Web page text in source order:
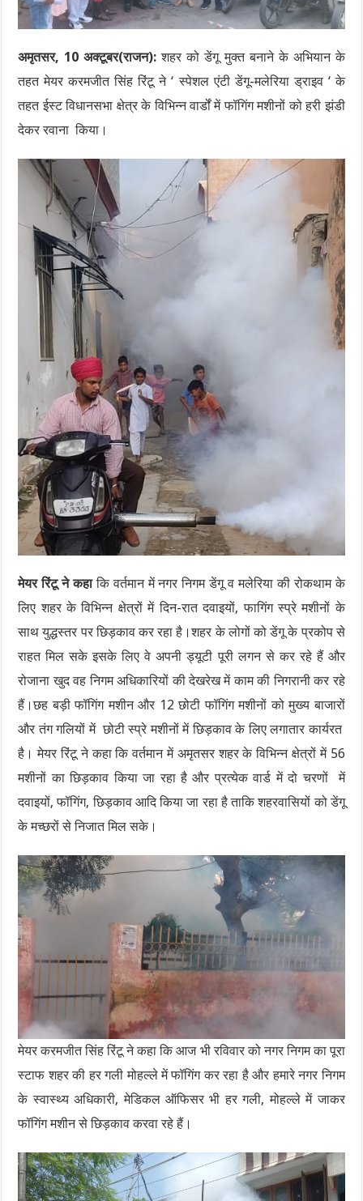
अमृतसर, 10 अक्टूबर(राजन): शहर को डेंगू मुक्त बनाने के अभियान के
तहत मेयर करमजीत सिंह रिंटू ने ‘ स्पेशल एंटी डेंगू-मलेरिया ड्राइव ‘ के
तहत ईस्ट विधानसभा क्षेत्र के विभिन्न वार्डों में फॉगिंग मशीनों को हरी झंडी
देकर रवाना किया।
मेयर रिंटू ने कहाकि वर्तमान में नगर निगम डेंगू व मलेरिया की रोकथाम के
लिए शहर के विभिन्न क्षेत्रों में दिन-रात दवाइयों, फागिंग स्प्रे मशीनों के
साथ युद्धस्तर पर छिड़काव कर रहा है।शहर के लोगों को डेंगू के प्रकोप से
राहत मिल सके इसके लिए वे अपनी ड्यूटी पूरी लगन से कर रहे हैं और
रोजाना खुद वह निगम अधिकारियों की देखरेख में काम की निगरानी कर रहे
हैं।छह बड़ी फॉगिंग मशीन और 12 छोटी फॉगिंग मशीनों को मुख्य बाजारों
और तंग गलियों में छोटी स्प्रे मशीनों में छिड़काव के लिए लगातार कार्यरत
है। मेयर रिंटू ने कहा कि वर्तमान में अमृतसर शहर के विभिन्न क्षेत्रों में 56
मशीनों का छिड़काव किया जा रहा है और प्रत्येक वार्ड में दो चरणों में
दवाइयों, फॉगिंग, छिड़काव आदि किया जा रहा है ताकि शहरवासियों को डेंगू
के मच्छरों से निजात मिल सके।
मेयर करमजीत सिंह रिंटू ने कहा कि आज भी रविवार को नगर निगम का पूरा
स्टाफ शहर की हर गली मोहल्ले में फॉगिंग कर रहा है और हमारे नगर निगम
के स्वास्थ्य अधिकारी, मेडिकल ऑफिसर भी हर गली, मोहल्ले में जाकर
फॉगिंग मशीन से छिड़काव करवा रहे हैं।